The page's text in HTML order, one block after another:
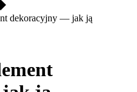
dekoracyjny — jak ją